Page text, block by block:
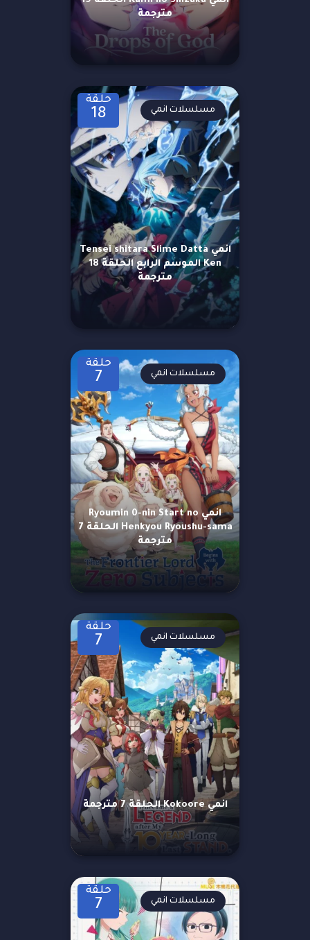
مترجمة
حلقة
18
انمي Tensei shitara Slime Datta
Ken الموسم الرابع الحلقة 18
مترجمة
مسلسلات انمي
حلقة
7
انمي Ryoumin 0-nin Start no
Henkyou Ryoushu-sama الحلقة 7
مترجمة
مسلسلات انمي
حلقة
7
انمي Kokoore الحلقة 7 مترجمة
مسلسلات انمي
حلقة
7 مسلسلات انمي